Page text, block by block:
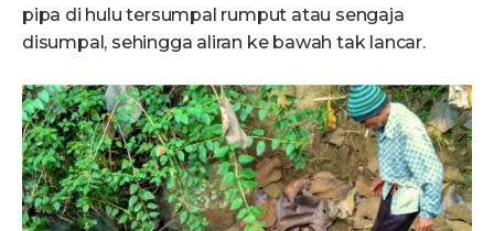
pipa di hulu tersumpal rumput atau sengaja
disumpal, sehingga aliran ke bawah tak lancar.